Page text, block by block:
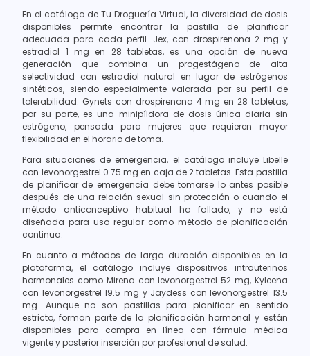
En el catálogo de Tu Droguería Virtual, la diversidad de dosis
disponibles permite encontrar la pastilla de planificar
adecuada para cada perfil. Jex, con drospirenona 2 mg y
estradiol 1 mg en 28 tabletas, es una opción de nueva
generación que combina un progestágeno de alta
selectividad con estradiol natural en lugar de estrógenos
sintéticos, siendo especialmente valorada por su perfil de
tolerabilidad. Gynets con drospirenona 4 mg en 28 tabletas,
por su parte, es una minipíldora de dosis única diaria sin
estrógeno, pensada para mujeres que requieren mayor
flexibilidad en el horario de toma.
Para situaciones de emergencia, el catálogo incluye Libelle
con levonorgestrel 0.75 mg en caja de 2 tabletas. Esta pastilla
de planificar de emergencia debe tomarse lo antes posible
después de una relación sexual sin protección o cuando el
método anticonceptivo habitual ha fallado, y no está
diseñada para uso regular como método de planificación
continua.
En cuanto a métodos de larga duración disponibles en la
plataforma, el catálogo incluye dispositivos intrauterinos
hormonales como Mirena con levonorgestrel 52 mg, Kyleena
con levonorgestrel 19.5 mg y Jaydess con levonorgestrel 13.5
mg. Aunque no son pastillas para planificar en sentido
estricto, forman parte de la planificación hormonal y están
disponibles para compra en línea con fórmula médica
vigente y posterior inserción por profesional de salud.